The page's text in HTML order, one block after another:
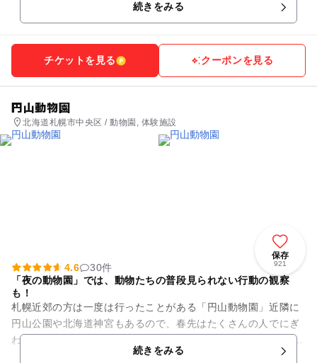
続きをみる
チケットを見る クーポンを見る
円山動物園
北海道札幌市中央区 / 動物園, 体験施設
保存
921
4.6
30件
「夜の動物園」では、動物たちの普段見られない行動の観察
も！
札幌近郊の方は一度は行ったことがある「円山動物園」近隣に
円山公園や北海道神宮もあるので、春先はたくさんの人でにぎ
わいます。施設内イベントで目玉の夜の動物園。 夜行性の動物
の動きがたくさん見られ...続きをみる